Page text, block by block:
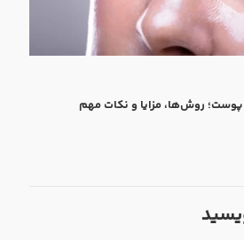
پوست؛ روش‌ها، مزایا و نکات مهم